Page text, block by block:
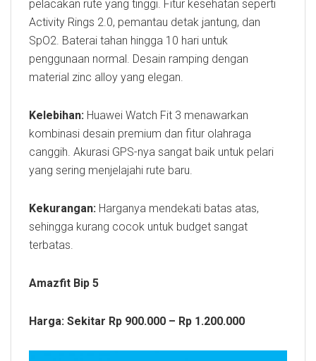
pelacakan rute yang tinggi. Fitur kesehatan seperti
Activity Rings 2.0, pemantau detak jantung, dan
SpO2. Baterai tahan hingga 10 hari untuk
penggunaan normal. Desain ramping dengan
material zinc alloy yang elegan.
Kelebihan: Huawei Watch Fit 3 menawarkan
kombinasi desain premium dan fitur olahraga
canggih. Akurasi GPS-nya sangat baik untuk pelari
yang sering menjelajahi rute baru.
Kekurangan: Harganya mendekati batas atas,
sehingga kurang cocok untuk budget sangat
terbatas.
Amazfit Bip 5
Harga: Sekitar Rp 900.000 – Rp 1.200.000